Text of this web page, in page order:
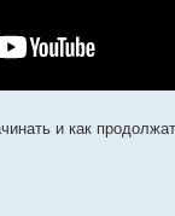
и как